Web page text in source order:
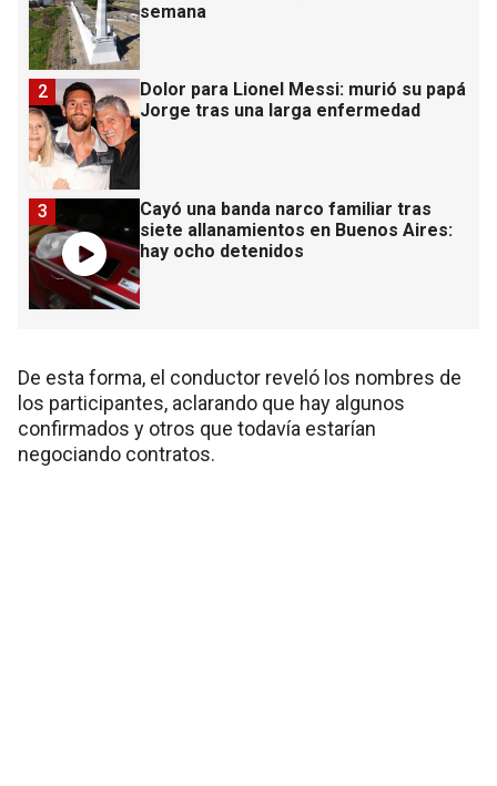
semana
Dolor para Lionel Messi: murió su papá
Jorge tras una larga enfermedad
2
Cayó una banda narco familiar tras
siete allanamientos en Buenos Aires:
hay ocho detenidos
3
De esta forma, el conductor reveló los nombres de
los participantes, aclarando que hay algunos
confirmados y otros que todavía estarían
negociando contratos.